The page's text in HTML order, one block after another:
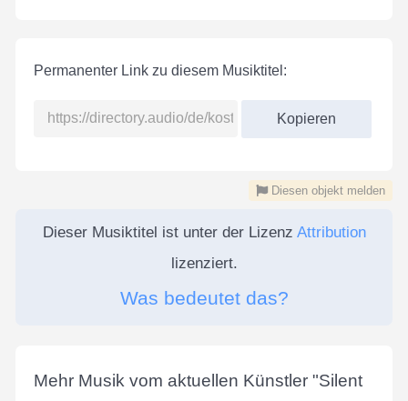
Permanenter Link zu diesem Musiktitel:
Kopieren
Diesen objekt melden
Dieser Musiktitel ist unter der Lizenz Attribution
lizenziert.
Was bedeutet das?
Mehr Musik vom aktuellen Künstler "Silent